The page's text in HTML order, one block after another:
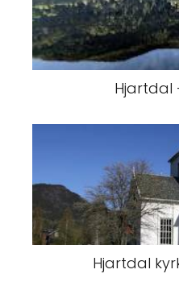
Hjartdal
Hjartdal